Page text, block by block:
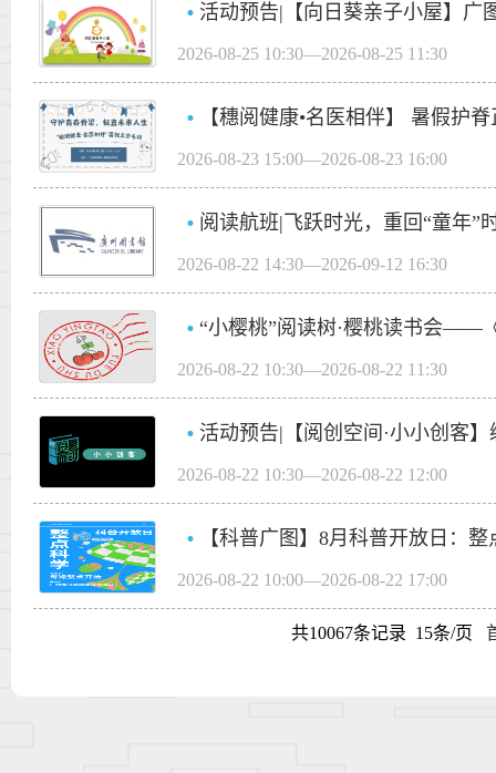
活动预告|【向日葵亲子小屋】广
2026-08-25 10:30—2026-08-25 11:30
【穗阅健康•名医相伴】 暑假护
2026-08-23 15:00—2026-08-23 16:00
阅读航班|飞跃时光，重回“童年”
2026-08-22 14:30—2026-09-12 16:30
“小樱桃”阅读树·樱桃读书会——
2026-08-22 10:30—2026-08-22 11:30
2026-08-22 10:30—2026-08-22 12:00
【科普广图】8月科普开放日：
2026-08-22 10:00—2026-08-22 17:00
共10067条记录 15条/页